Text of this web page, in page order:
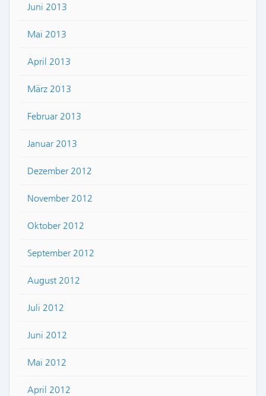
Juni 2013
Mai 2013
April 2013
März 2013
Februar 2013
Januar 2013
Dezember 2012
November 2012
Oktober 2012
September 2012
August 2012
Juli 2012
Juni 2012
Mai 2012
April 2012